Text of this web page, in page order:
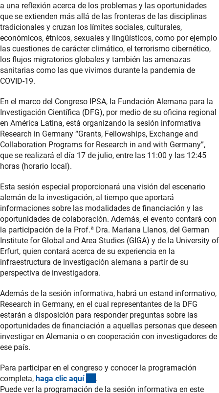
a una reflexión acerca de los problemas y las oportunidades
que se extienden más allá de las fronteras de las disciplinas
tradicionales y cruzan los límites sociales, culturales,
económicos, étnicos, sexuales y lingüísticos, como por ejemplo
las cuestiones de carácter climático, el terrorismo cibernético,
los flujos migratorios globales y también las amenazas
sanitarias como las que vivimos durante la pandemia de
COVID-19.
En el marco del Congreso IPSA, la Fundación Alemana para la
Investigación Científica (DFG), por medio de su oficina regional
en América Latina, está organizando la sesión informativa
Research in Germany “Grants, Fellowships, Exchange and
Collaboration Programs for Research in and with Germany”,
que se realizará el día 17 de julio, entre las 11:00 y las 12:45
horas (horario local).
Esta sesión especial proporcionará una visión del escenario
alemán de la investigación, al tiempo que aportará
informaciones sobre las modalidades de financiación y las
oportunidades de colaboración. Además, el evento contará con
la participación de la Prof.ª Dra. Mariana Llanos, del German
Institute for Global and Area Studies (GIGA) y de la University of
Erfurt, quien contará acerca de su experiencia en la
infraestructura de investigación alemana a partir de su
perspectiva de investigadora.
Además de la sesión informativa, habrá un estand informativo,
Research in Germany, en el cual representantes de la DFG
estarán a disposición para responder preguntas sobre las
oportunidades de financiación a aquellas personas que deseen
investigar en Alemania o en cooperación con investigadores de
ese país.
Para participar en el congreso y conocer la programación
completa, haga clic aquí
.
Puede ver la programación de la sesión informativa en este